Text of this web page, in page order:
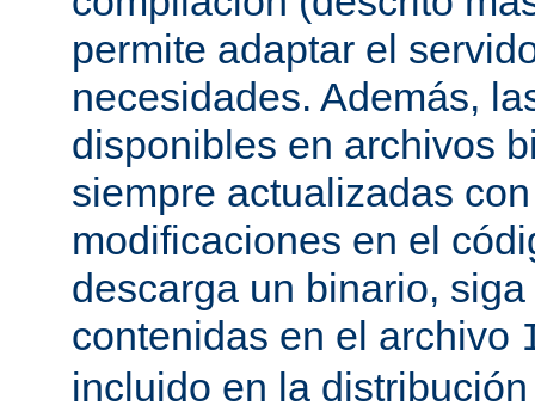
permite adaptar el
necesidades. Además,
disponibles en archivos
siempre actualizadas
modificaciones en el
descarga un binario,
contenidas en el archivo
incluido en la distribución